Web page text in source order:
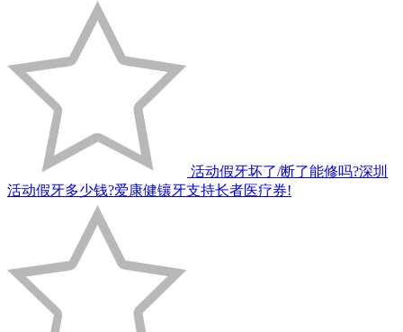
活动假牙坏了/断了能修吗?深圳
活动假牙多少钱?爱康健镶牙支持长者医疗券!